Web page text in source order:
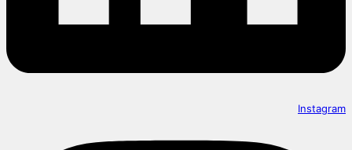
Instagram